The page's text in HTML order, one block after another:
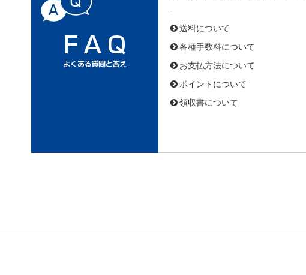
送料について
各種手数料について
お支払方法について
ポイントについて
領収書について